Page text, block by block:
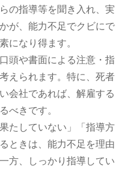
の指導等を聞き入れ、実
が、能力不足でクビにで
になり得ます。
頭や書面による注意・指
えられます。特に、死者
会社であれば、解雇する
べきです。
たしていない」「指導方
ときは、能力不足を理由
方、しっかり指導してい